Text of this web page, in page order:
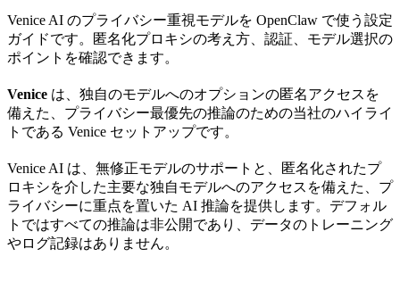
Venice AI のプライバシー重視モデルを OpenClaw で使う設定
ガイドです。匿名化プロキシの考え方、認証、モデル選択の
ポイントを確認できます。
Venice は、独自のモデルへのオプションの匿名アクセスを
備えた、プライバシー最優先の推論のための当社のハイライ
トである Venice セットアップです。
Venice AI は、無修正モデルのサポートと、匿名化されたプ
ロキシを介した主要な独自モデルへのアクセスを備えた、プ
ライバシーに重点を置いた AI 推論を提供します。デフォル
トではすべての推論は非公開であり、データのトレーニング
やログ記録はありません。